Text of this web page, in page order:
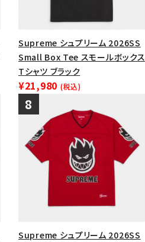
Supreme シュプリーム 2026SS
Small Box Tee スモールボックス
Tシャツ ブラック
¥21,980 (税込)
Supreme シュプリーム 2026SS